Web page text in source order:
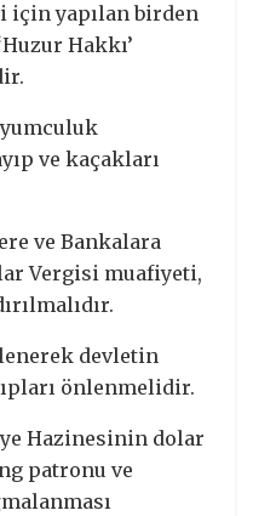
yapılan birden
Hakkı’
ve kaçakları
ve Bankalara
Vergisi muafiyeti,
devletin
önlenmelidir.
Hazinesinin dolar
patronu ve